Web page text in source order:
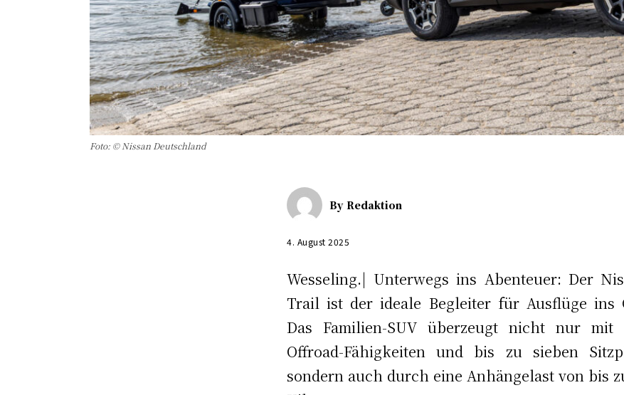
Foto: © Nissan Deutschland
By Redaktion
4. August 2025
Wesseling.| Unterwegs ins Abenteuer: Der
Trail ist der ideale Begleiter für Ausflüge ins
Das Familien-SUV überzeugt nicht nur mit
Offroad-Fähigkeiten und bis zu sieben
sondern auch durch eine Anhängelast von bis